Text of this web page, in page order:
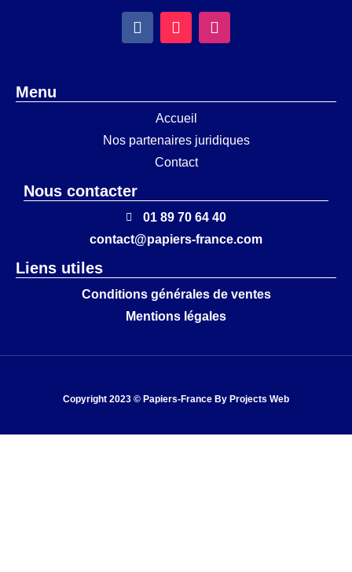
Menu
Accueil
Nos partenaires juridiques
Contact
Nous contacter
01 89 70 64 40
contact@papiers-france.com
Liens utiles
Conditions générales de ventes
Mentions légales
Copyright 2023 © Papiers-France By Projects Web